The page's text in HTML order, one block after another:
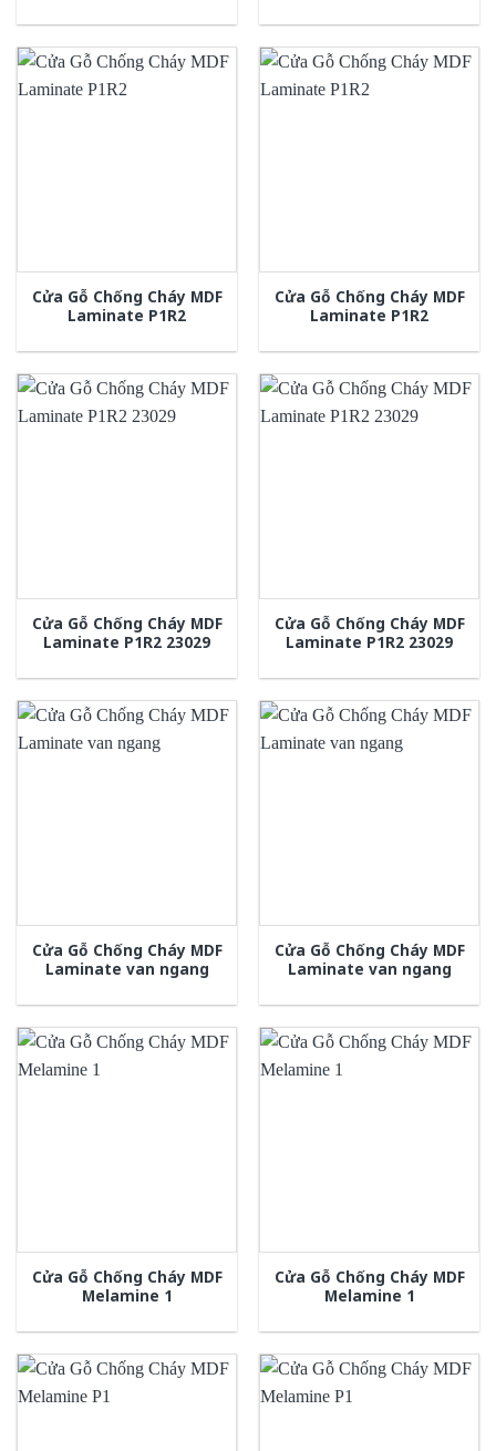
Cửa Gỗ Chống Cháy MDF
Laminate P1R2
Cửa Gỗ Chống Cháy MDF
Laminate P1R2
Cửa Gỗ Chống Cháy MDF
Laminate P1R2 23029
Cửa Gỗ Chống Cháy MDF
Laminate P1R2 23029
Cửa Gỗ Chống Cháy MDF
Laminate van ngang
Cửa Gỗ Chống Cháy MDF
Laminate van ngang
Cửa Gỗ Chống Cháy MDF
Melamine 1
Cửa Gỗ Chống Cháy MDF
Melamine 1